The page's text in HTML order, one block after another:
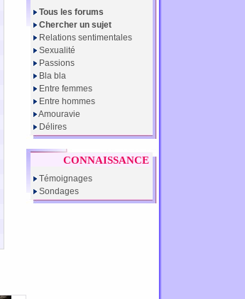
Tous les forums
Chercher un sujet
Relations sentimentales
Sexualité
Passions
Bla bla
Entre femmes
Entre hommes
Amouravie
Délires
CONNAISSANCE
Témoignages
Sondages